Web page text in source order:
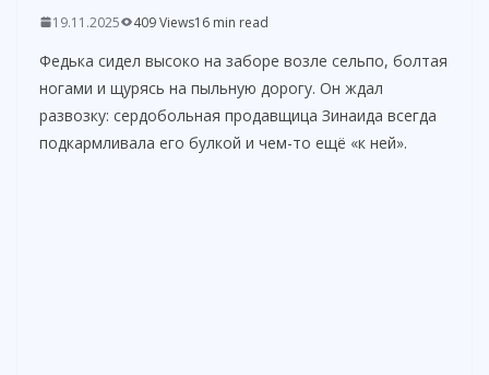
19.11.2025 409 Views16 min read
Федька сидел высоко на заборе возле сельпо, болтая
ногами и щурясь на пыльную дорогу. Он ждал
развозку: сердобольная продавщица Зинаида всегда
подкармливала его булкой и чем-то ещё «к ней».